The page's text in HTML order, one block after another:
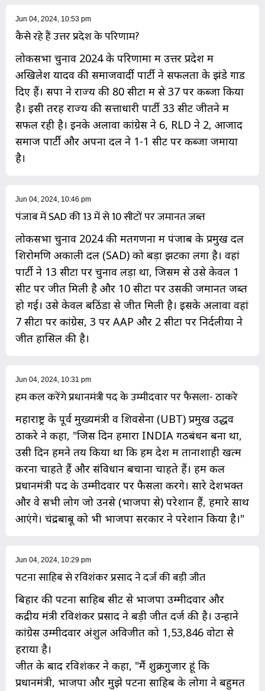
Jun 04, 2024, 10:53 pm
कैसे रहे हैं उत्तर प्रदेश के परिणाम?
लोकसभा चुनाव 2024 के परिणामों में उत्तर प्रदेश में
अखिलेश यादव की समाजवार्दी पार्टी ने सफलता के झंडे गाड
दिए हैं। सपा ने राज्य की 80 सीटों में से 37 पर कब्जा किया
है। इसी तरह राज्य की सत्ताधारी पार्टी 33 सीट जीतने में
सफल रही है। इनके अलावा कांग्रेस ने 6, RLD ने 2, आजाद
समाज पार्टी और अपना दल ने 1-1 सीट पर कब्जा जमाया
है।
Jun 04, 2024, 10:46 pm
पंजाब में SAD की 13 में से 10 सीटों पर जमानत जब्त
लोकसभा चुनाव 2024 की मतगणना में पंजाब के प्रमुख दल
शिरोमणि अकाली दल (SAD) को बड़ा झटका लगा है। वहां
पार्टी ने 13 सीटों पर चुनाव लड़ा था, जिसमें से उसे केवल 1
सीट पर जीत मिली है और 10 सीटों पर उसकी जमानत जब्त
हो गई। उसे केवल बठिंडा से जीत मिली है। इसके अलावा वहां
7 सीटों पर कांग्रेस, 3 पर AAP और 2 सीटों पर निर्दलीयों ने
जीत हासिल की है।
Jun 04, 2024, 10:31 pm
हम कल करेंगे प्रधानमंत्री पद के उम्मीदवार पर फैसला- ठाकरे
महाराष्ट्र के पूर्व मुख्यमंत्री व शिवसेना (UBT) प्रमुख उद्धव
ठाकरे ने कहा, "जिस दिन हमारा INDIA गठबंधन बना था,
उसी दिन हमने तय किया था कि हम देश में तानाशाही खत्म
करना चाहते हैं और संविधान बचाना चाहते हैं। हम कल
प्रधानमंत्री पद के उम्मीदवार पर फैसला करेंगे। सारे देशभक्त
और वे सभी लोग जो उनसे (भाजपा से) परेशान हैं, हमारे साथ
आएंगे। चंद्रबाबू को भी भाजपा सरकार ने परेशान किया है।"
Jun 04, 2024, 10:29 pm
पटना साहिब से रविशंकर प्रसाद ने दर्ज की बड़ी जीत
बिहार की पटना साहिब सीट से भाजपा उम्मीदवार और
केंद्रीय मंत्री रविशंकर प्रसाद ने बड़ी जीत दर्ज की है। उन्होंने
कांग्रेस उम्मीदवार अंशुल अविजीत को 1,53,846 वोटों से
हराया है।
जीत के बाद रविशंकर ने कहा, "मैं शुक्रगुजार हूं कि
प्रधानमंत्री, भाजपा और मुझे पटना साहिब के लोगों ने बहुमत